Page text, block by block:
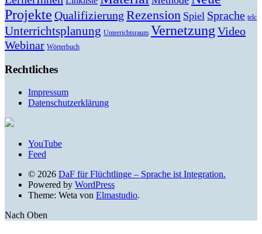
Projekte Qualifizierung Rezension Spiel Sprache telc
Unterrichtsplanung Unterrichtsraum Vernetzung Video
Webinar Wörterbuch
Rechtliches
Impressum
Datenschutzerklärung
YouTube
Feed
© 2026 DaF für Flüchtlinge – Sprache ist Integration.
Powered by WordPress
Theme: Weta von Elmastudio.
Nach Oben